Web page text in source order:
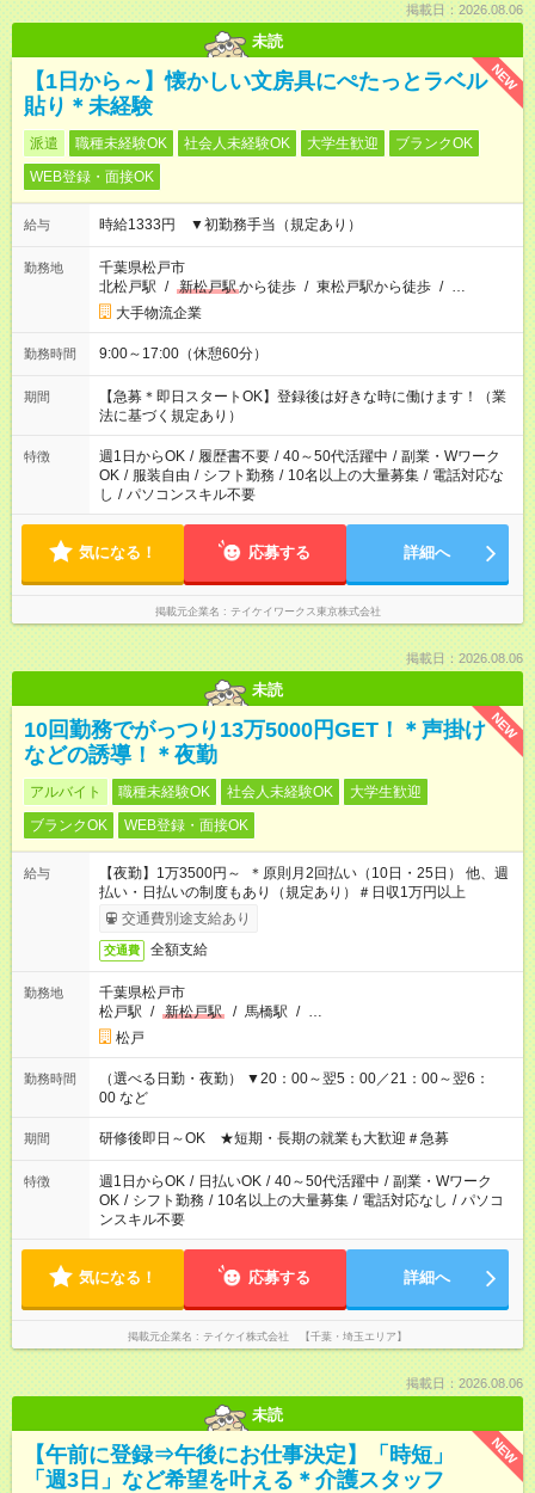
掲載日：2026.08.06
未読
NEW
【1日から～】懐かしい文房具にぺたっとラベル
貼り＊未経験
派遣 職種未経験OK 社会人未経験OK 大学生歓迎
ブランクOK
WEB登録・面接OK
給与 時給1333円 ▼初勤務手当（規定あり）
勤務地
千葉県松戸市
北松戸駅 / 新松戸駅から徒歩 / 東松戸駅から徒歩 / …
大手物流企業
勤務時間 9:00～17:00（休憩60分）
期間
【急募＊即日スタートOK】登録後は好きな時に働けます！（業
法に基づく規定あり）
特徴 週1日からOK / 履歴書不要 / 40～50代活躍中 / 副業・Wワーク
OK / 服装自由 / シフト勤務 / 10名以上の大量募集 / 電話対応な
し / パソコンスキル不要
気になる！ 応募する 詳細へ
掲載元企業名 テイケイワークス東京株式会社
掲載日：2026.08.06
未読
NEW
10回勤務でがっつり13万5000円GET！＊声掛け
などの誘導！＊夜勤
アルバイト 職種未経験OK 社会人未経験OK
大学生歓迎
ブランクOK
WEB登録・面接OK
給与
【夜勤】1万3500円～ ＊原則月2回払い（10日・25日） 他、週
払い・日払いの制度もあり（規定あり）＃日収1万円以上
交通費別途支給あり
交通費 全額支給
勤務地
千葉県松戸市
松戸駅 / 新松戸駅 / 馬橋駅 / …
松戸
勤務時間
（選べる日勤・夜勤） ▼20：00～翌5：00／21：00～翌6：
00 など
期間 研修後即日～OK ★短期・長期の就業も大歓迎＃急募
特徴 週1日からOK / 日払いOK / 40～50代活躍中 / 副業・Wワーク
OK / シフト勤務 / 10名以上の大量募集 / 電話対応なし / パソコ
ンスキル不要
気になる！ 応募する 詳細へ
掲載元企業名 テイケイ株式会社 【千葉・埼玉エリア】
掲載日：2026.08.06
未読
NEW
【午前に登録⇒午後にお仕事決定】「時短」
「週3日」など希望を叶える＊介護スタッフ